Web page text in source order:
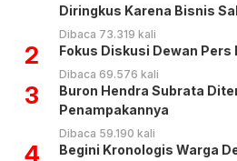
Diringkus Karena Bisnis
Dibaca 73.319 kali
2 Fokus Diskusi Dewan Pers
Dibaca 69.576 kali
3
Buron Hendra Subrata
Penampakannya
Dibaca 59.190 kali
4 Begini Kronologis Warga